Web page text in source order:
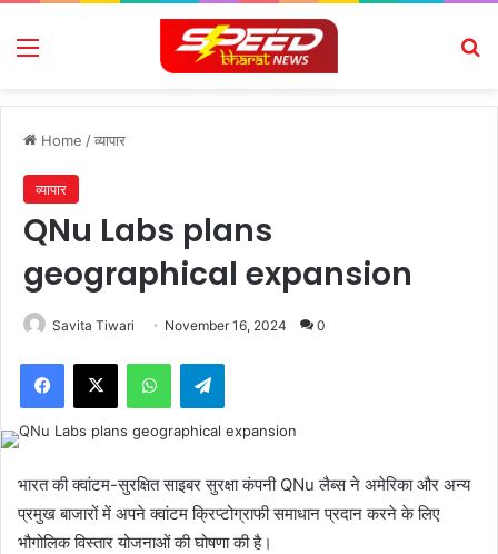
Menu
Home /व्यापार
व्यापार
QNu Labs plans
geographical expansion
Savita Tiwari November 16, 2024 0
Facebook
X WhatsAppTelegram
भारत की क्वांटम-सुरक्षित साइबर सुरक्षा कंपनी QNu लैब्स ने अमेरिका और अन्य
प्रमुख बाजारों में अपने क्वांटम क्रिप्टोग्राफी समाधान प्रदान करने के लिए
भौगोलिक विस्तार योजनाओं की घोषणा की है।